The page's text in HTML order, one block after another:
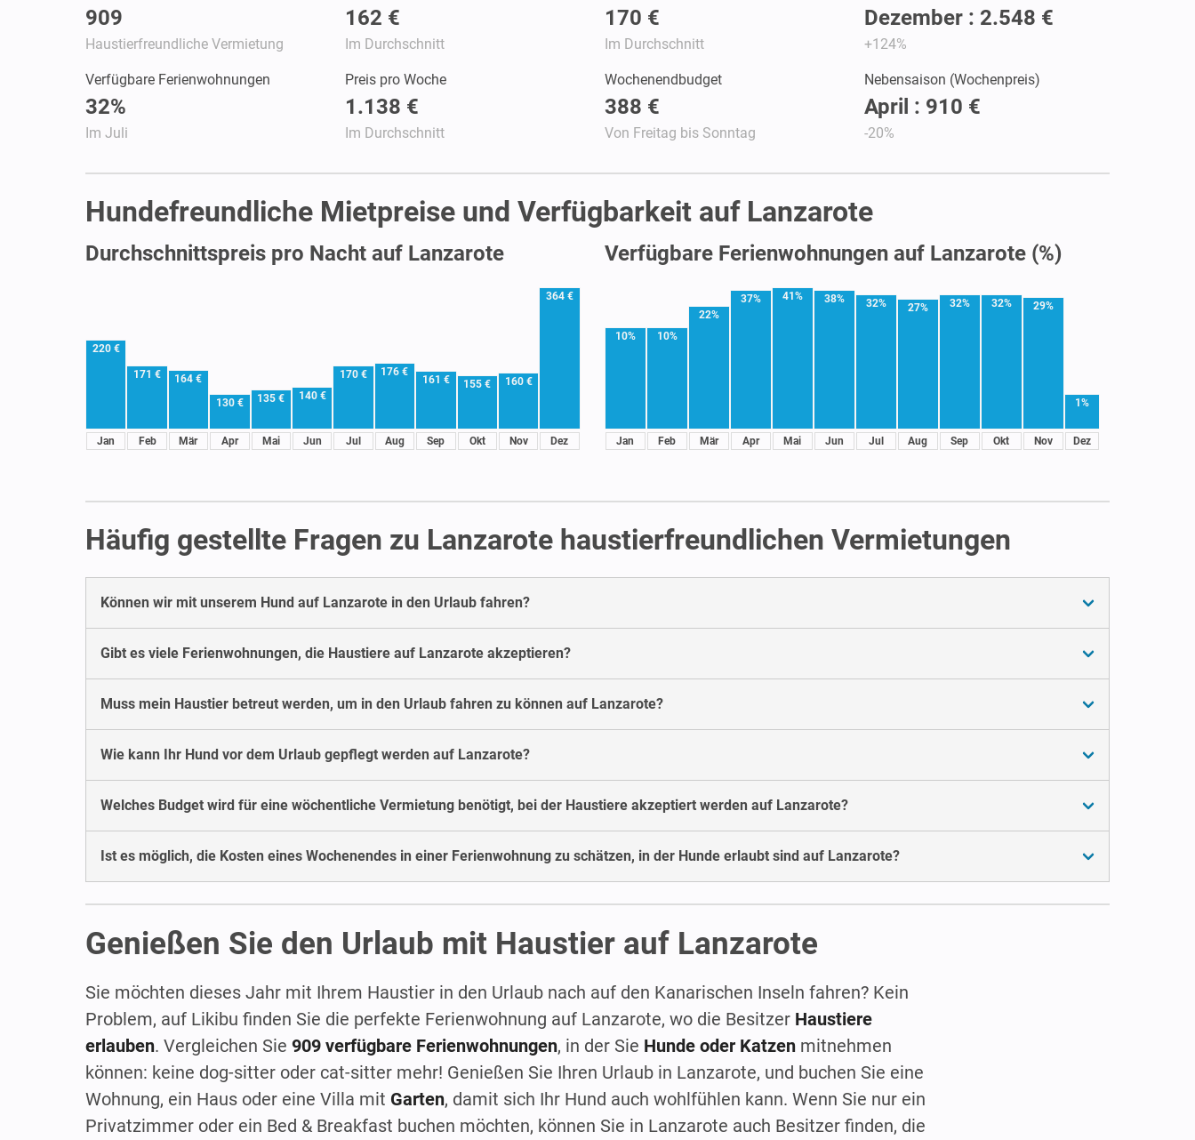
909
Haustierfreundliche Vermietung
162 €
Im Durchschnitt
170 €
Im Durchschnitt
Dezember : 2.548 €
+124%
Verfügbare Ferienwohnungen
32%
Im Juli
Preis pro Woche
1.138 €
Im Durchschnitt
Wochenendbudget
388 €
Von Freitag bis Sonntag
Nebensaison (Wochenpreis)
April : 910 €
-20%
Hundefreundliche Mietpreise und Verfügbarkeit auf Lanzarote
Durchschnittspreis pro Nacht auf Lanzarote
220 €
Jan
171 €
Feb
164 €
Mär
130 €
Apr
135 €
Mai
140 €
Jun
170 €
Jul
176 €
Aug
161 €
Sep
155 €
Okt
160 €
Nov
364 €
Dez
Verfügbare Ferienwohnungen auf Lanzarote (%)
10%
Jan
10%
Feb
22%
Mär
37%
Apr
41%
Mai
38%
Jun
32%
Jul
27%
Aug
32%
Sep
32%
Okt
29%
Nov
1%
Dez
Häufig gestellte Fragen zu Lanzarote haustierfreundlichen Vermietungen
Können wir mit unserem Hund auf Lanzarote in den Urlaub fahren?
Gibt es viele Ferienwohnungen, die Haustiere auf Lanzarote akzeptieren?
Muss mein Haustier betreut werden, um in den Urlaub fahren zu können auf Lanzarote?
Wie kann Ihr Hund vor dem Urlaub gepflegt werden auf Lanzarote?
Welches Budget wird für eine wöchentliche Vermietung benötigt, bei der Haustiere akzeptiert werden auf Lanzarote?
Ist es möglich, die Kosten eines Wochenendes in einer Ferienwohnung zu schätzen, in der Hunde erlaubt sind auf Lanzarote?
Genießen Sie den Urlaub mit Haustier auf Lanzarote
Sie möchten dieses Jahr mit Ihrem Haustier in den Urlaub nach auf den Kanarischen Inseln fahren? Kein
Problem, auf Likibu finden Sie die perfekte Ferienwohnung auf Lanzarote, wo die Besitzer Haustiere
erlauben. Vergleichen Sie 909 verfügbare Ferienwohnungen, in der Sie Hunde oder Katzen mitnehmen
können: keine dog-sitter oder cat-sitter mehr! Genießen Sie Ihren Urlaub in Lanzarote, und buchen Sie eine
Wohnung, ein Haus oder eine Villa mit Garten, damit sich Ihr Hund auch wohlfühlen kann. Wenn Sie nur ein
Privatzimmer oder ein Bed & Breakfast buchen möchten, können Sie in Lanzarote auch Besitzer finden, die